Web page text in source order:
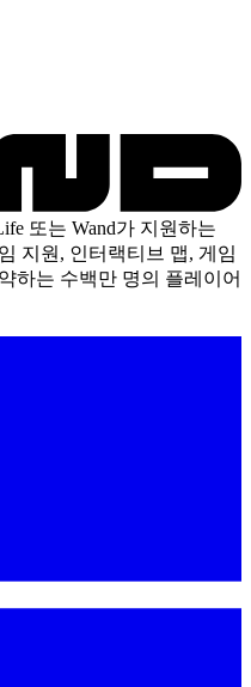
또는 Wand가 지원하는
지원, 인터랙티브 맵, 게임
하는 수백만 명의 플레이어